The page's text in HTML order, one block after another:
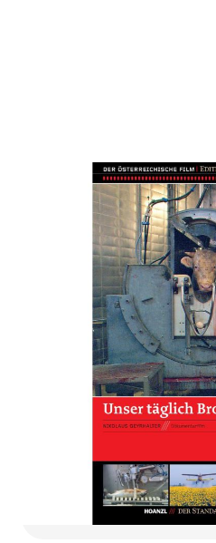
Unser
Zur Wunschliste
Geyrhalter,Nikolaus
Verlag: